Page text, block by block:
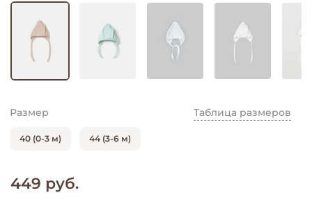
Таблица размеров
Размер
40 (0-3 м) 44 (3-6 м)
449 руб.